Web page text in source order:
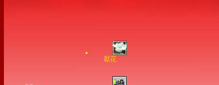
献花